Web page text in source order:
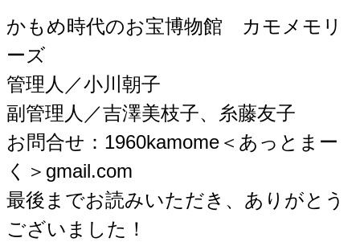
かもめ時代のお宝博物館 カモメモリ
ーズ
管理人／小川朝子
副管理人／吉澤美枝子、糸藤友子
お問合せ：1960kamome＜あっとまー
く＞gmail.com
最後までお読みいただき、ありがとう
ございました！